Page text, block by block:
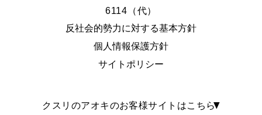
6114（代）
反社会的勢力に対する基本方針
個人情報保護方針
サイトポリシー
クスリのアオキのお客様サイトはこちら